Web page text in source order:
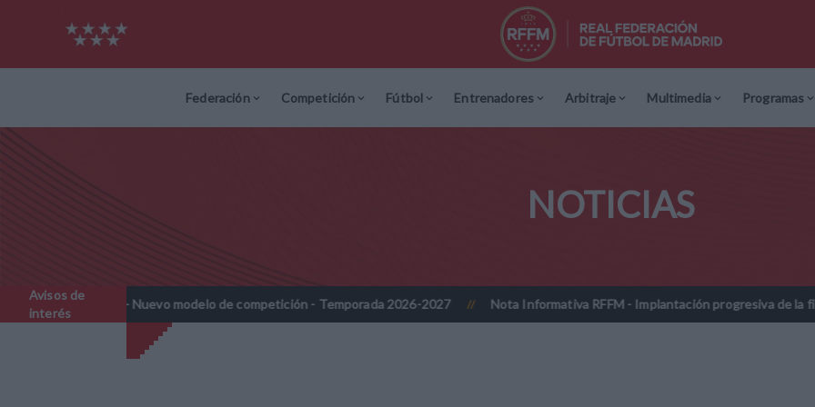
Federación Competición Fútbol Entrenadores Arbitraje Multimedia Programas
NOTICIAS
Avisos de
interés
- Nuevo modelo de competición - Temporada 2026-2027 // Nota Informativa RFFM - Implantación progresiva de la firma digitalizada